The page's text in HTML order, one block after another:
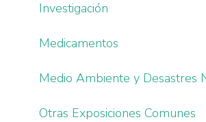
Investigación
Medicamentos
Medio Ambiente y Desastres
Otras Exposiciones Comunes